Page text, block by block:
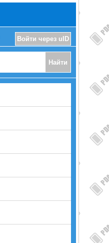
Войти через uID